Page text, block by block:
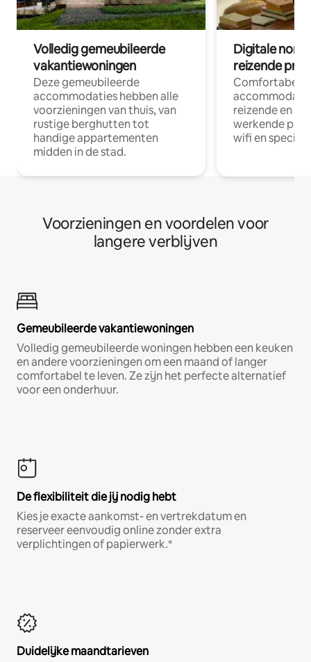
Volledig gemeubileerde
vakantiewoningen
Deze gemeubileerde
accommodaties hebben alle
voorzieningen van thuis, van
rustige berghutten tot
handige appartementen
midden in de stad.
Digitale
reizende
Comfortabele
reizende en
werkende
wifi en
Voorzieningen en voordelen voor
langere verblijven
Gemeubileerde vakantiewoningen
Volledig gemeubileerde woningen hebben een keuken
en andere voorzieningen om een maand of langer
comfortabel te leven. Ze zijn het perfecte alternatief
voor een onderhuur.
De flexibiliteit die jij nodig hebt
Kies je exacte aankomst- en vertrekdatum en
reserveer eenvoudig online zonder extra
verplichtingen of papierwerk.*
Duidelijke maandtarieven